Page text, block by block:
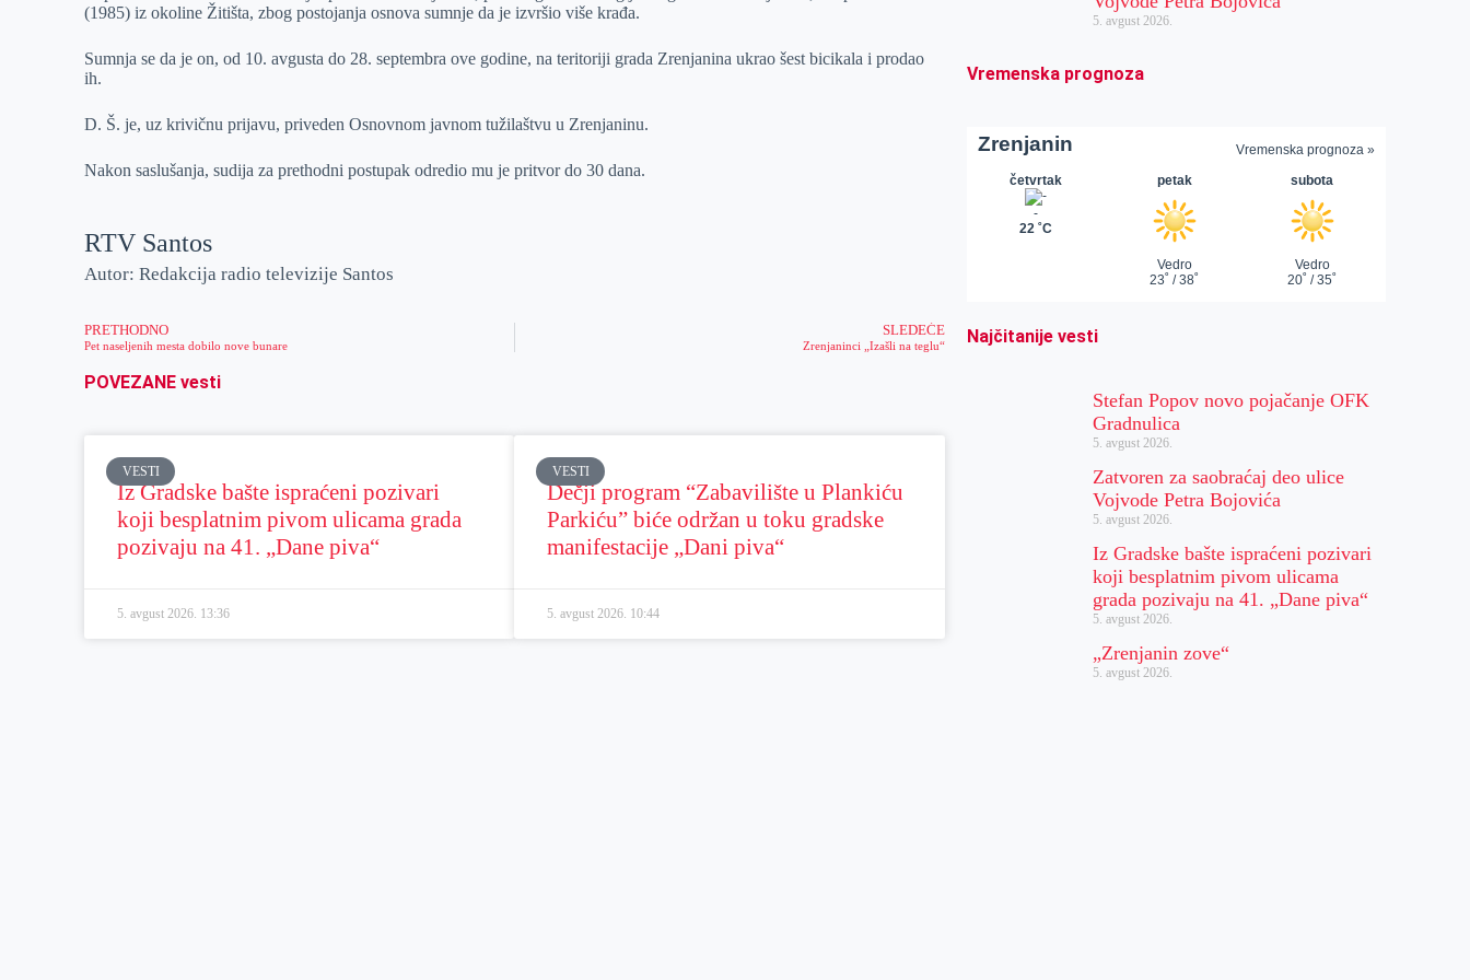
rnA
p
p
i
l
(1985) iz okoline Žitišta, zbog postojanja osnova sumnje da je izvršio više krađa.
Sumnja se da je on, od 10. avgusta do 28. septembra ove godine, na teritoriji grada Zrenjanina ukrao šest bicikala i prodao
ih.
D. Š. je, uz krivičnu prijavu, priveden Osnovnom javnom tužilaštvu u Zrenjaninu.
Nakon saslušanja, sudija za prethodni postupak odredio mu je pritvor do 30 dana.
RTV Santos
Autor: Redakcija radio televizije Santos
PRETHODNO
Pet naseljenih mesta dobilo nove bunare
SLEDEĆE
Zrenjaninci „Izašli na teglu“
POVEZANE vesti
VESTI
Iz Gradske bašte ispraćeni pozivari
koji besplatnim pivom ulicama grada
pozivaju na 41. „Dane piva“
5. avgust 2026. 13:36
VESTI
Dečji program “Zabavilište u Plankiću
Parkiću” biće održan u toku gradske
manifestacije „Dani piva“
5. avgust 2026. 10:44
5. avgust 2026.
Vremenska prognoza
Najčitanije vesti
Stefan Popov novo pojačanje OFK
Gradnulica
5. avgust 2026.
Zatvoren za saobraćaj deo ulice
Vojvode Petra Bojovića
5. avgust 2026.
Iz Gradske bašte ispraćeni pozivari
koji besplatnim pivom ulicama
grada pozivaju na 41. „Dane piva“
5. avgust 2026.
„Zrenjanin zove“
5. avgust 2026.